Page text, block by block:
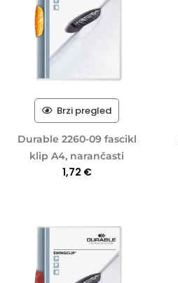
Brzi pregled
Durable 2260-09 fascikl
klip A4, narančasti
1,72 €